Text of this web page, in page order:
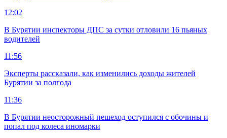
12:02
В Бурятии инспекторы ДПС за сутки отловили 16 пьяных
водителей
11:56
Эксперты рассказали, как изменились доходы жителей
Бурятии за полгода
11:36
В Бурятии неосторожный пешеход оступился с обочины и
попал под колеса иномарки